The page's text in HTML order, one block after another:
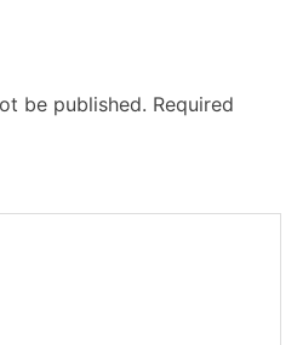
be published. Required